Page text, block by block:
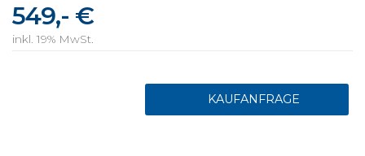
549,- €
inkl. 19% MwSt.